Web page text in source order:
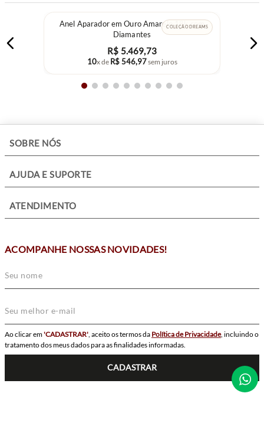
COLEÇÃO DREAMS
Anel Aparador em Ouro Amarelo 18k com
Diamantes
R$ 5.469,73
10x de R$ 546,97sem juros
SOBRE NÓS
AJUDA E SUPORTE
ATENDIMENTO
ACOMPANHE NOSSAS NOVIDADES!
Ao clicar em'CADASTRAR' , aceito os termos da Política de Privacidade, incluindo o
tratamento dos meus dados para as finalidades informadas.
CADASTRAR